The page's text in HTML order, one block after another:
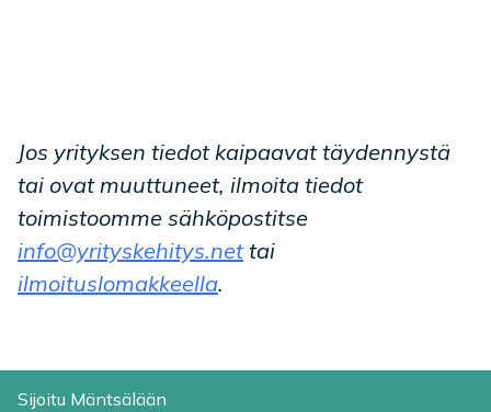
Jos yrityksen tiedot kaipaavat täydennystä
tai ovat muuttuneet, ilmoita tiedot
toimistoomme sähköpostitse
info@yrityskehitys.nettai
ilmoituslomakkeella.
Sijoitu Mäntsälään